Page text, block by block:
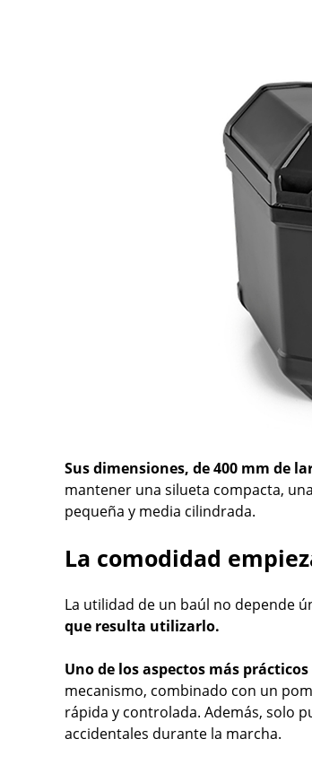
Sus dimensiones, de 400 mm de
mantener una silueta compacta,
pequeña y media cilindrada.
La comodidad
La utilidad de un baúl no depende
que resulta utilizarlo.
Uno de los aspectos más
mecanismo, combinado con un
rápida y controlada. Además, solo
accidentales durante la marcha.